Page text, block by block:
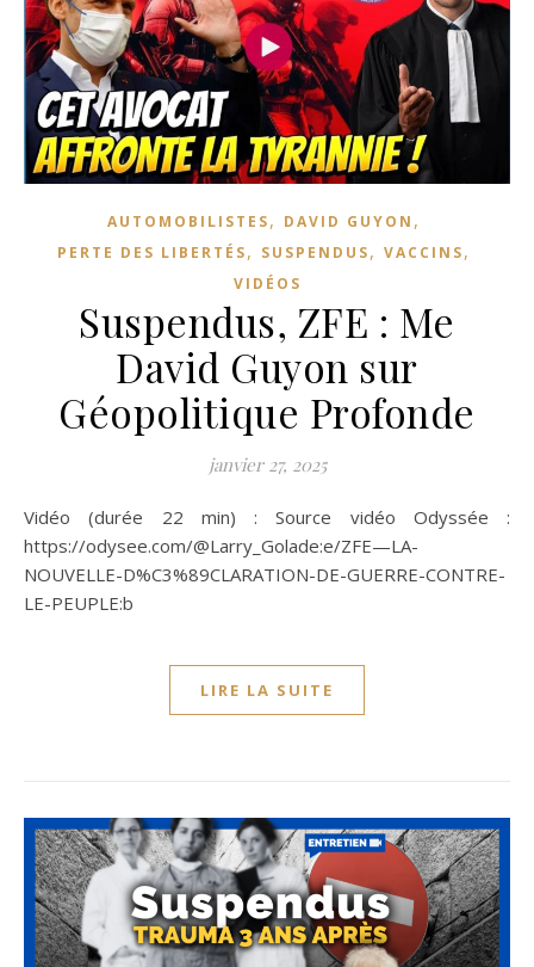
AUTOMOBILISTES, DAVID GUYON ,
PERTE DES LIBERTÉS, SUSPENDUS, VACCINS,
VIDÉOS
Suspendus, ZFE : Me
David Guyon sur
Géopolitique Profonde
janvier 27, 2025
Vidéo (durée 22 min) : Source vidéo Odyssée :
https://odysee.com/@Larry_Golade:e/ZFE—LA-
NOUVELLE-D%C3%89CLARATION-DE-GUERRE-CONTRE-
LE-PEUPLE:b
LIRE LA SUITE